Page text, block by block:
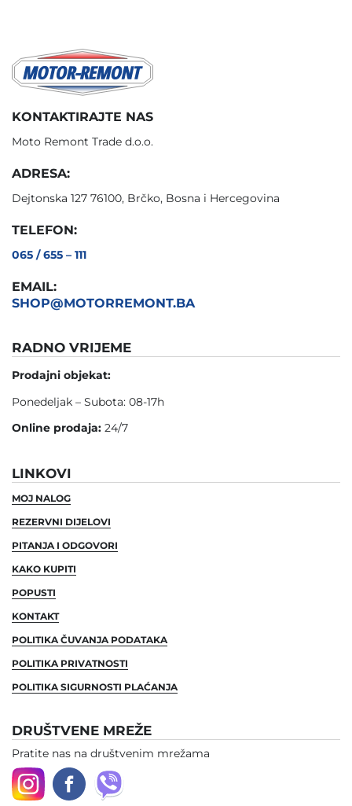
KONTAKTIRAJTE NAS
Moto Remont Trade d.o.o.
ADRESA:
Dejtonska 127 76100, Brčko, Bosna i Hercegovina
TELEFON:
065 / 655 – 111
EMAIL:
SHOP@MOTORREMONT.BA
RADNO VRIJEME
Prodajni objekat:
Ponedeljak – Subota: 08-17h
Online prodaja: 24/7
LINKOVI
MOJ NALOG
REZERVNI DIJELOVI
PITANJA I ODGOVORI
KAKO KUPITI
POPUSTI
KONTAKT
POLITIKA ČUVANJA PODATAKA
POLITIKA PRIVATNOSTI
POLITIKA SIGURNOSTI PLAĆANJA
DRUŠTVENE MREŽE
Pratite nas na društvenim mrežama